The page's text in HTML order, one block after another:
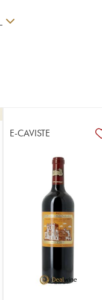
E-CAVISTE